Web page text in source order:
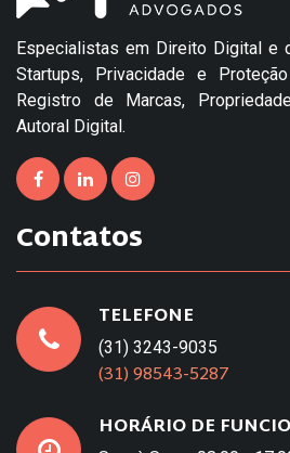
Especialistas em Direito Digital e
Startups, Privacidade e
Registro de Marcas,
Autoral Digital.
Contatos
TELEFONE
(31) 3243-9035
(31) 98543-5287
HORÁRIO DE